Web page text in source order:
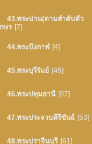
43.พระน่าน(ตามลำดับตัว
ษร [7]
44.พระบึงกาฬ [4]
45.พระบุรีรัมย์ [49]
46.พระปทุมธานี [87]
47.พระประจวบคึรีขันธ์ [53]
48.พระปราจีนบุรี [61]